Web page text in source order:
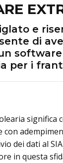
e
di
per i
significa
dei dati al
in questa